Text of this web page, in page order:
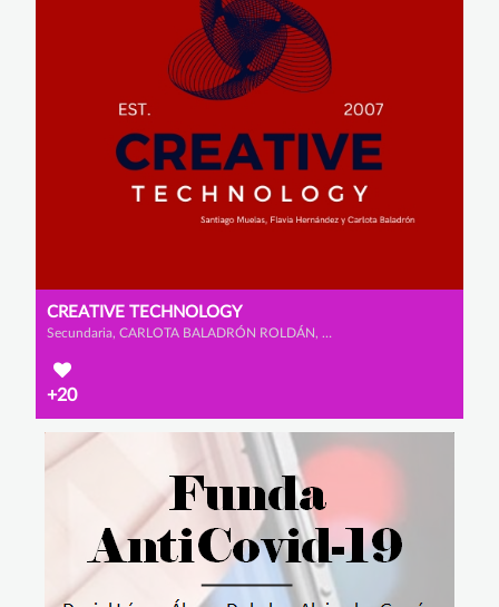
CREATIVE TECHNOLOGY
Secundaria, CARLOTA BALADRÓN ROLDÁN, FLAVIA HERNÁNDEZ ZAMORA y SANTIAGO MUELAS SOMOHANO
+20